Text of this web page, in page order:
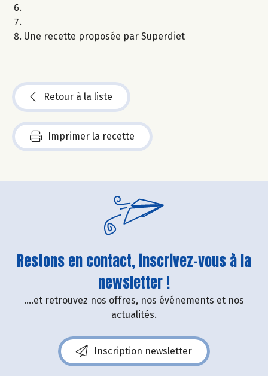
Une recette proposée par Superdiet
Retour à la liste
Imprimer la recette
Restons en contact, inscrivez-vous à la
newsletter !
....et retrouvez nos offres, nos événements et nos
actualités.
Inscription newsletter